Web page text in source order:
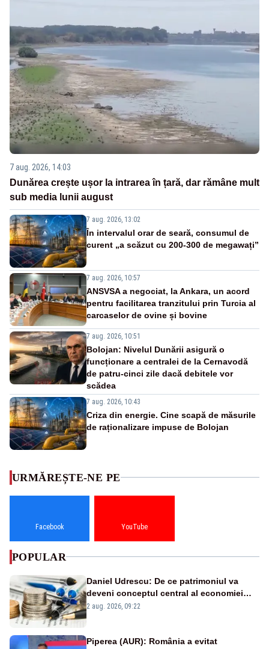
7 aug. 2026, 14:03
Dunărea crește ușor la intrarea în țară, dar rămâne mult
sub media lunii august
7 aug. 2026, 13:02
În intervalul orar de seară, consumul de
curent „a scăzut cu 200-300 de megawați”
7 aug. 2026, 10:57
ANSVSA a negociat, la Ankara, un acord
pentru facilitarea tranzitului prin Turcia al
carcaselor de ovine și bovine
7 aug. 2026, 10:51
Bolojan: Nivelul Dunării asigură o
funcționare a centralei de la Cernavodă
de patru-cinci zile dacă debitele vor
scădea
7 aug. 2026, 10:43
Criza din energie. Cine scapă de măsurile
de raționalizare impuse de Bolojan
URMĂREȘTE-NE PE
Facebook YouTube
POPULAR
Daniel Udrescu: De ce patrimoniul va
deveni conceptul central al economiei
viitoare?
2 aug. 2026, 09:22
Piperea (AUR): România a evitat